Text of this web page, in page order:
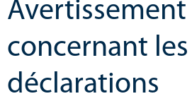
Avertissement
concernant les
déclarations